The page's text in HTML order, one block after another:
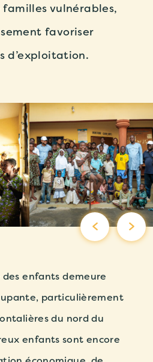
familles vulnérables,
favoriser
d’exploitation.
enfants demeure
particulièrement
du nord du
enfants sont encore